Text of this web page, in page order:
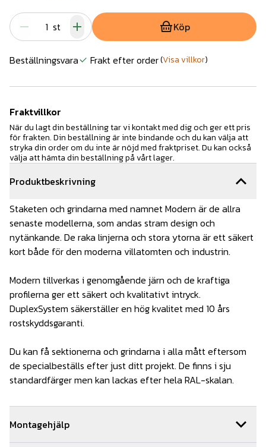
Produktbeskrivning
Staketen och grindarna med namnet Modern är de allra
senaste modellerna, som andas stram design och
nytänkande. De raka linjerna och stora ytorna är ett säkert
kort både för den moderna villatomten och industrin.
Modern tillverkas i genomgående järn och de kraftiga
profilerna ger ett säkert och kvalitativt intryck.
DuplexSystem säkerställer en hög kvalitet med 10 års
rostskyddsgaranti.
Du kan få sektionerna och grindarna i alla mått eftersom
de specialbeställs efter just ditt projekt. De finns i sju
standardfärger men kan lackas efter hela RAL-skalan.
Montagehjälp
st Köp
Beställningsvara Frakt efter order(Visa villkor)
Fraktvillkor
När du lagt din beställning tar vi kontakt med dig och ger ett pris
för frakten. Din beställning är inte bindande och du kan välja att
stryka din order om du inte är nöjd med fraktpriset. Du kan också
välja att hämta din beställning på vårt lager.